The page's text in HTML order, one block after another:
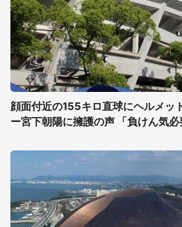
顔面付近の155キロ直球にヘルメッ
ー宮下朝陽に擁護の声 「負けん気